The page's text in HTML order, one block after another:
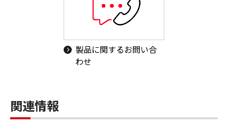
製品に関するお問い合
わせ
関連情報